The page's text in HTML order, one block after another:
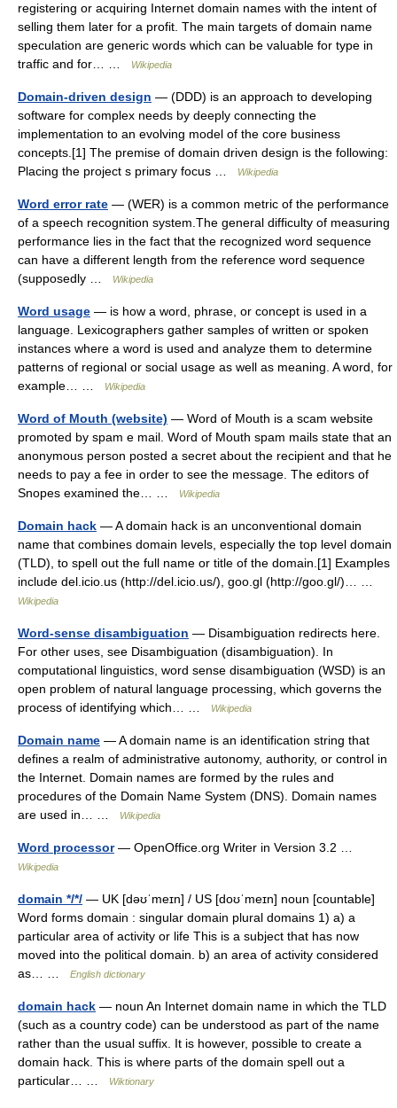
registering or acquiring Internet domain names with the intent of
selling them later for a profit. The main targets of domain name
speculation are generic words which can be valuable for type in
traffic and for… …
Wikipedia
Domain-driven design — (DDD) is an approach to developing
software for complex needs by deeply connecting the
implementation to an evolving model of the core business
concepts.[1] The premise of domain driven design is the following:
Placing the project s primary focus …
Wikipedia
Word error rate — (WER) is a common metric of the performance
of a speech recognition system.The general difficulty of measuring
performance lies in the fact that the recognized word sequence
can have a different length from the reference word sequence
(supposedly …
Wikipedia
Word usage — is how a word, phrase, or concept is used in a
language. Lexicographers gather samples of written or spoken
instances where a word is used and analyze them to determine
patterns of regional or social usage as well as meaning. A word, for
example… …
Wikipedia
Word of Mouth (website) — Word of Mouth is a scam website
promoted by spam e mail. Word of Mouth spam mails state that an
anonymous person posted a secret about the recipient and that he
needs to pay a fee in order to see the message. The editors of
Snopes examined the… …
Wikipedia
Domain hack — A domain hack is an unconventional domain
name that combines domain levels, especially the top level domain
(TLD), to spell out the full name or title of the domain.[1] Examples
include del.icio.us (http://del.icio.us/), goo.gl (http://goo.gl/)… …
Wikipedia
Word-sense disambiguation — Disambiguation redirects here.
For other uses, see Disambiguation (disambiguation). In
computational linguistics, word sense disambiguation (WSD) is an
open problem of natural language processing, which governs the
process of identifying which… …
Wikipedia
Domain name — A domain name is an identification string that
defines a realm of administrative autonomy, authority, or control in
the Internet. Domain names are formed by the rules and
procedures of the Domain Name System (DNS). Domain names
are used in… …
Wikipedia
Word processor— OpenOffice.org Writer in Version 3.2 …
Wikipedia
domain */*/ — UK [dəʊˈmeɪn] / US [doʊˈmeɪn] noun [countable]
Word forms domain : singular domain plural domains 1) a) a
particular area of activity or life This is a subject that has now
moved into the political domain. b) an area of activity considered
as… …
English dictionary
domain hack — noun An Internet domain name in which the TLD
(such as a country code) can be understood as part of the name
rather than the usual suffix. It is however, possible to create a
domain hack. This is where parts of the domain spell out a
particular… …
Wiktionary